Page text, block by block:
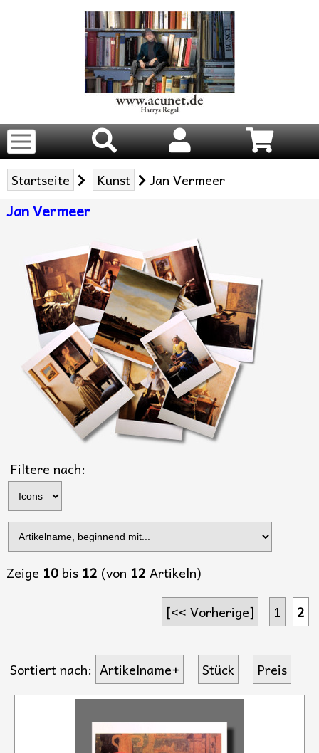
Startseite Kunst Jan Vermeer
Jan Vermeer
Filtere nach:
Zeige 10 bis 12 (von 12 Artikeln)
[<< Vorherige]
1 2
Sortiert nach: Artikelname+ Stück Preis